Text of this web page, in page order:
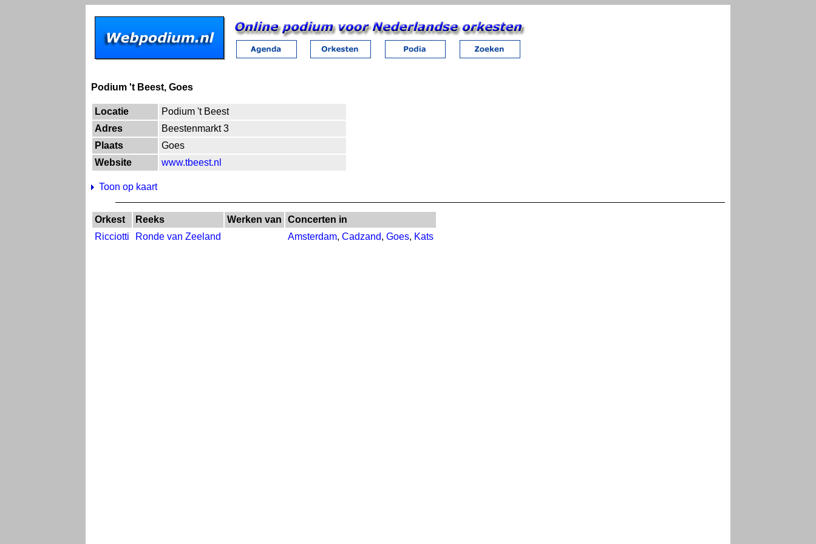
Podium 't Beest, Goes
Locatie
Podium 't Beest
Adres
Beestenmarkt 3
Plaats
Goes
Website
www.tbeest.nl
Toon op kaart
Orkest Reeks Werken van
Concerten in
Ricciotti
Ronde van Zeeland Amsterdam, Cadzand, Goes, Kats